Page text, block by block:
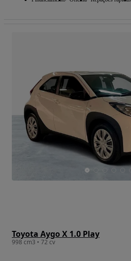
Toyota Aygo X 1.0 Play
998 cm3 • 72 cv